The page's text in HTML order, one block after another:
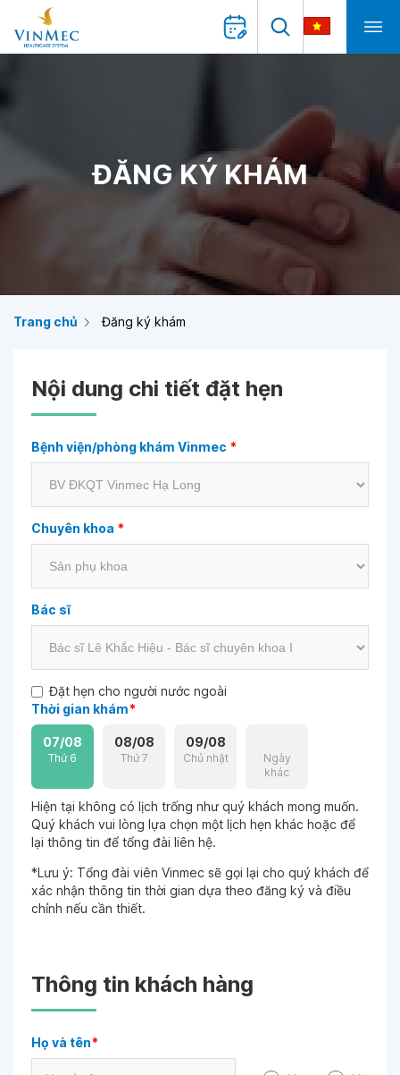
ĐĂNG KÝ KHÁM
Trang chủ Đăng ký khám
Nội dung chi tiết đặt hẹn
Bệnh viện/phòng khám Vinmec *
Chuyên khoa *
Bác sĩ
Đặt hẹn cho người nước ngoài
Thời gian khám*
07/08
Thứ 6
08/08
Thứ 7
09/08
Chủ nhật
Ngày
khác
Hiện tại không có lịch trống như quý khách mong muốn.
Quý khách vui lòng lựa chọn một lịch hẹn khác hoặc để
lại thông tin để tổng đài liên hệ.
*Lưu ý: Tổng đài viên Vinmec sẽ gọi lại cho quý khách để
xác nhận thông tin thời gian dựa theo đăng ký và điều
chỉnh nếu cần thiết.
Thông tin khách hàng
Họ và tên*